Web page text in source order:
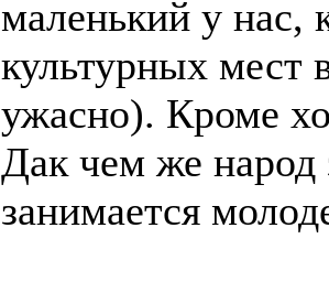
маленький у нас,
культурных мест
ужасно). Кроме
Дак чем же народ
занимается